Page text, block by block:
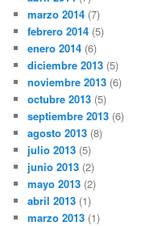
marzo 2014 (7)
febrero 2014 (5)
enero 2014 (6)
diciembre 2013 (5)
noviembre 2013 (6)
octubre 2013 (5)
septiembre 2013 (6)
agosto 2013 (8)
julio 2013 (5)
junio 2013 (2)
mayo 2013 (2)
abril 2013 (1)
marzo 2013 (1)